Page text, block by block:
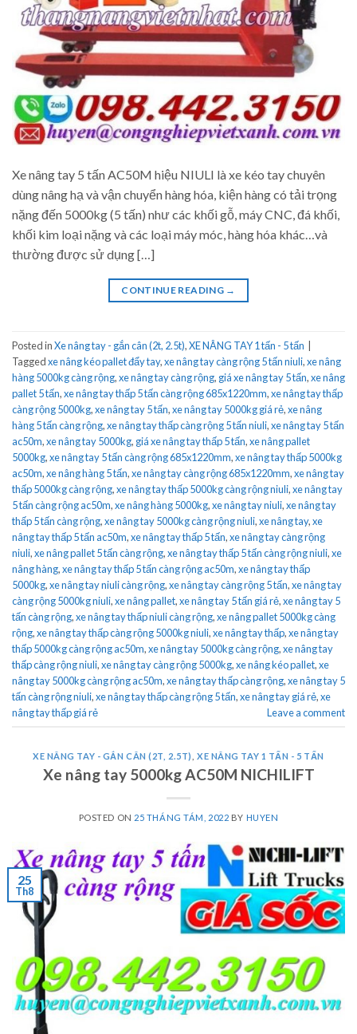
Xe nâng tay 5 tấn AC50M hiệu NIULI là xe kéo tay chuyên
dùng nâng hạ và vận chuyển hàng hóa, kiện hàng có tải trọng
nặng đến 5000kg (5 tấn) như các khối gỗ, máy CNC, đá khối,
khối kim loại nặng và các loại máy móc, hàng hóa khác…và
thường được sử dụng […]
CONTINUE READING →
Posted inXe nâng tay - gắn cân (2t, 2.5t),XE NÂNG TAY 1 tấn - 5 tấn
Taggedxe nâng kéo pallet đẩy tay,xe nâng tay càng rộng 5 tấn niuli,xe nâng
hàng 5000kg càng rộng,xe nâng tay càng rộng, giá xe nâng tay 5 tấn,xe nâng
pallet 5 tấn,xe nâng tay thấp 5 tấn càng rộng 685x1220mm,xe nâng tay thấp
càng rộng 5000kg,xe nâng tay 5 tấn,xe nâng tay 5000kg giá rẻ,xe nâng
hàng 5 tấn càng rộng,xe nâng tay thấp càng rộng 5 tấn niuli,xe nâng tay 5 tấn
ac50m,xe nâng tay 5000kg, giá xe nâng tay thấp 5 tấn,xe nâng pallet
5000kg,xe nâng tay 5 tấn càng rộng 685x1220mm,xe nâng tay thấp 5000kg
ac50m,xe nâng hàng 5 tấn,xe nâng tay càng rộng 685x1220mm,xe nâng tay
thấp 5000kg càng rộng,xe nâng tay thấp 5000kg càng rộng niuli,xe nâng tay
5 tấn càng rộng ac50m,xe nâng hàng 5000kg,xe nâng tay niuli,xe nâng tay
thấp 5 tấn càng rộng,xe nâng tay 5000kg càng rộng niuli,xe nâng tay,xe
nâng tay thấp 5 tấn ac50m,xe nâng tay thấp 5 tấn,xe nâng tay càng rộng
niuli,xe nâng pallet 5 tấn càng rộng,xe nâng tay thấp 5 tấn càng rộng niuli,xe
nâng hàng,xe nâng tay thấp 5 tấn càng rộng ac50m,xe nâng tay thấp
5000kg,xe nâng tay niuli càng rộng,xe nâng tay càng rộng 5 tấn,xe nâng tay
càng rộng 5000kg niuli,xe nâng pallet,xe nâng tay 5 tấn giá rẻ,xe nâng tay 5
tấn càng rộng,xe nâng tay thấp niuli càng rộng,xe nâng pallet 5000kg càng
rộng,xe nâng tay thấp càng rộng 5000kg niuli,xe nâng tay thấp,xe nâng tay
thấp 5000kg càng rộng ac50m,xe nâng tay 5000kg càng rộng,xe nâng tay
thấp càng rộng niuli,xe nâng tay càng rộng 5000kg,xe nâng kéo pallet,xe
nâng tay 5000kg càng rộng ac50m,xe nâng tay thấp càng rộng,xe nâng tay 5
tấn càng rộng niuli,xe nâng tay thấp càng rộng 5 tấn,xe nâng tay giá rẻ,xe
nâng tay thấp giá rẻ
Leave a comment
XE NÂNG TAY - GẮN CÂN (2T, 2.5T) ,XE NÂNG TAY 1 TẤN - 5 TẤN
Xe nâng tay 5000kg AC50M NICHILIFT
POSTED ON 25 THÁNG TÁM, 2022 BY HUYEN
25
Th8